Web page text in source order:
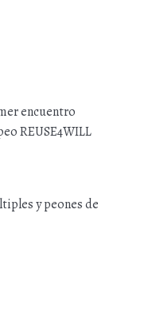
encuentro
REUSE4WILL
y peones de